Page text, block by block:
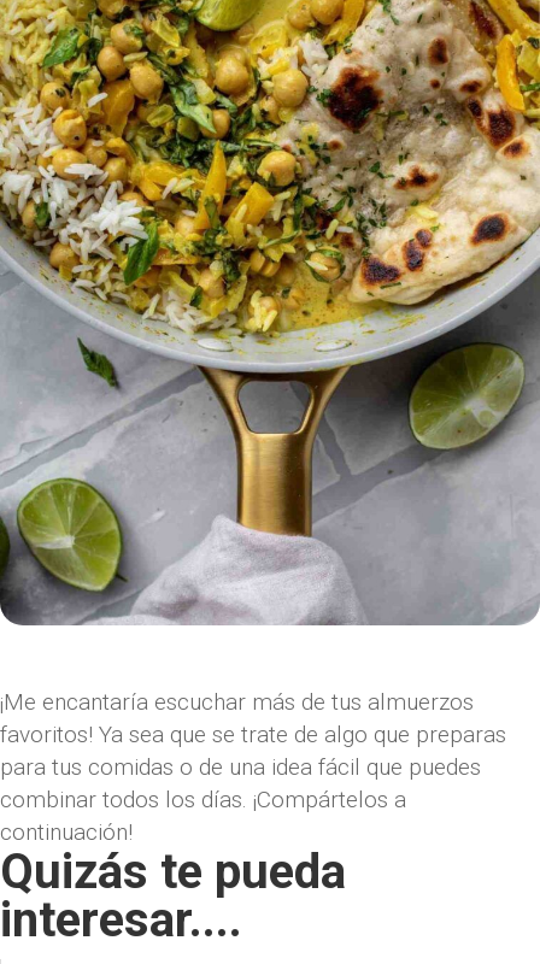
¡Me encantaría escuchar más de tus almuerzos
favoritos! Ya sea que se trate de algo que preparas
para tus comidas o de una idea fácil que puedes
combinar todos los días. ¡Compártelos a
continuación!
Quizás te pueda
interesar....